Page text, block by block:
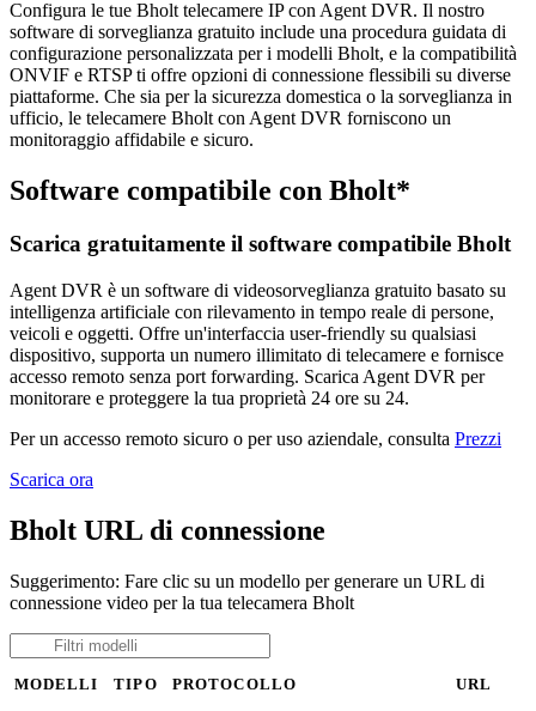
Configura le tue Bholt telecamere IP con Agent DVR. Il nostro
software di sorveglianza gratuito include una procedura guidata di
configurazione personalizzata per i modelli Bholt, e la compatibilità
ONVIF e RTSP ti offre opzioni di connessione flessibili su diverse
piattaforme. Che sia per la sicurezza domestica o la sorveglianza in
ufficio, le telecamere Bholt con Agent DVR forniscono un
monitoraggio affidabile e sicuro.
Software compatibile con Bholt*
Scarica gratuitamente il software compatibile Bholt
Agent DVR è un software di videosorveglianza gratuito basato su
intelligenza artificiale con rilevamento in tempo reale di persone,
veicoli e oggetti. Offre un'interfaccia user-friendly su qualsiasi
dispositivo, supporta un numero illimitato di telecamere e fornisce
accesso remoto senza port forwarding. Scarica Agent DVR per
monitorare e proteggere la tua proprietà 24 ore su 24.
Per un accesso remoto sicuro o per uso aziendale, consulta Prezzi
Scarica ora
Bholt URL di connessione
Suggerimento: Fare clic su un modello per generare un URL di
connessione video per la tua telecamera Bholt
MODELLI TIPO PROTOCOLLO URL